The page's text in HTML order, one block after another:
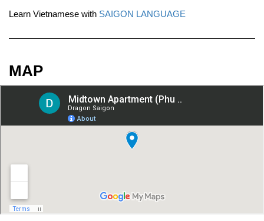
Learn Vietnamese with SAIGON LANGUAGE
MAP